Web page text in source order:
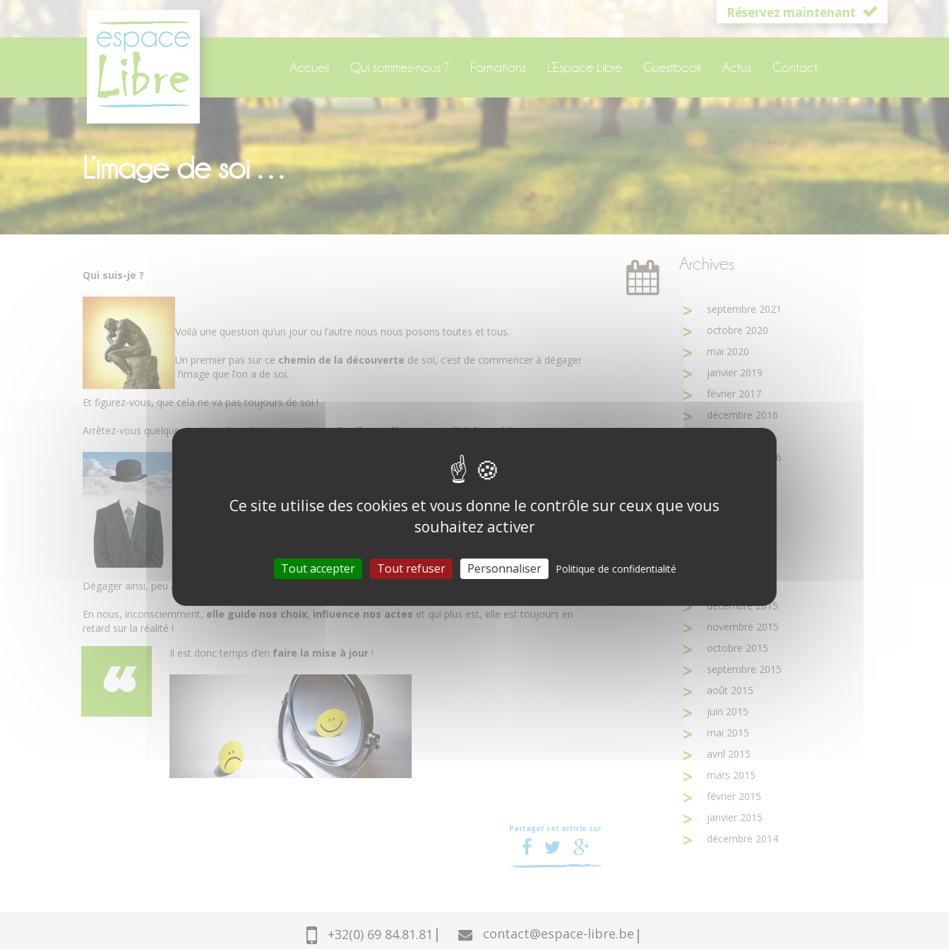
Réservez maintenant
Accueil Qui sommes-nous ? Formations L’Espace Libre Guestbook Actus Contact
L’image de soi …
Qui suis-je ?
Voilà une question qu’un jour ou l’autre nous nous posons toutes et tous.
Un premier pas sur ce chemin de la découverte de soi, c’est de commencer à dégager
l’image que l’on a de soi.
Et figurez-vous, que cela ne va pas toujours de soi !
Arrêtez-vous quelques instants face à cette question: «Quelle est l’image que j’ai de moi ?»
– Est-ce que cela varie selon les moments, les situations, les personnes que je
Dégager ainsi, peu à peu, l’image que l’on a de soi est important, car
En nous, inconsciemment, elle guide nos choix, influence nos actes et qui plus est, elle est toujours en
retard sur la réalité !
Il est donc temps d’en faire la mise à jour !
Partager cet article sur
Archives
septembre 2021
octobre 2020
mai 2020
janvier 2019
février 2017
décembre 2016
septembre 2016
juin 2016
décembre 2015
novembre 2015
octobre 2015
septembre 2015
août 2015
juin 2015
mai 2015
avril 2015
mars 2015
février 2015
janvier 2015
décembre 2014
+32(0) 69 84.81.81 | contact@espace-libre.be |
Ce site utilise des cookies et vous donne le contrôle sur ceux que vous
souhaitez activer
Tout accepter Tout refuser Personnaliser Politique de confidentialité